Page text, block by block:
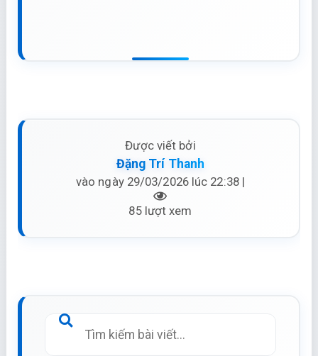
Được viết bởi
Đặng Trí Thanh
vào ngày 29/03/2026 lúc 22:38 |
85 lượt xem